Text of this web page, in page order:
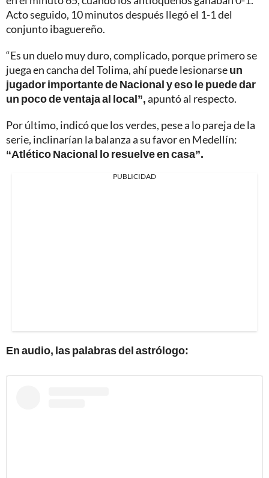
Acto seguido, 10 minutos después llegó el 1-1 del
conjunto ibaguereño.
“Es un duelo muy duro, complicado, porque primero se
juega en cancha del Tolima, ahí puede lesionarseun
jugador importante de Nacional y eso le puede dar
un poco de ventaja al local”,apuntó al respecto.
Por último, indicó que los verdes, pese a lo pareja de la
serie, inclinarían la balanza a su favor en Medellín:
“Atlético Nacional lo resuelve en casa”.
PUBLICIDAD
En audio, las palabras del astrólogo: